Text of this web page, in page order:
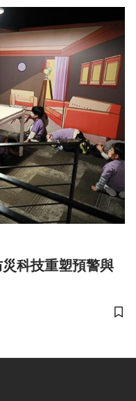
科技重塑預警與
儲